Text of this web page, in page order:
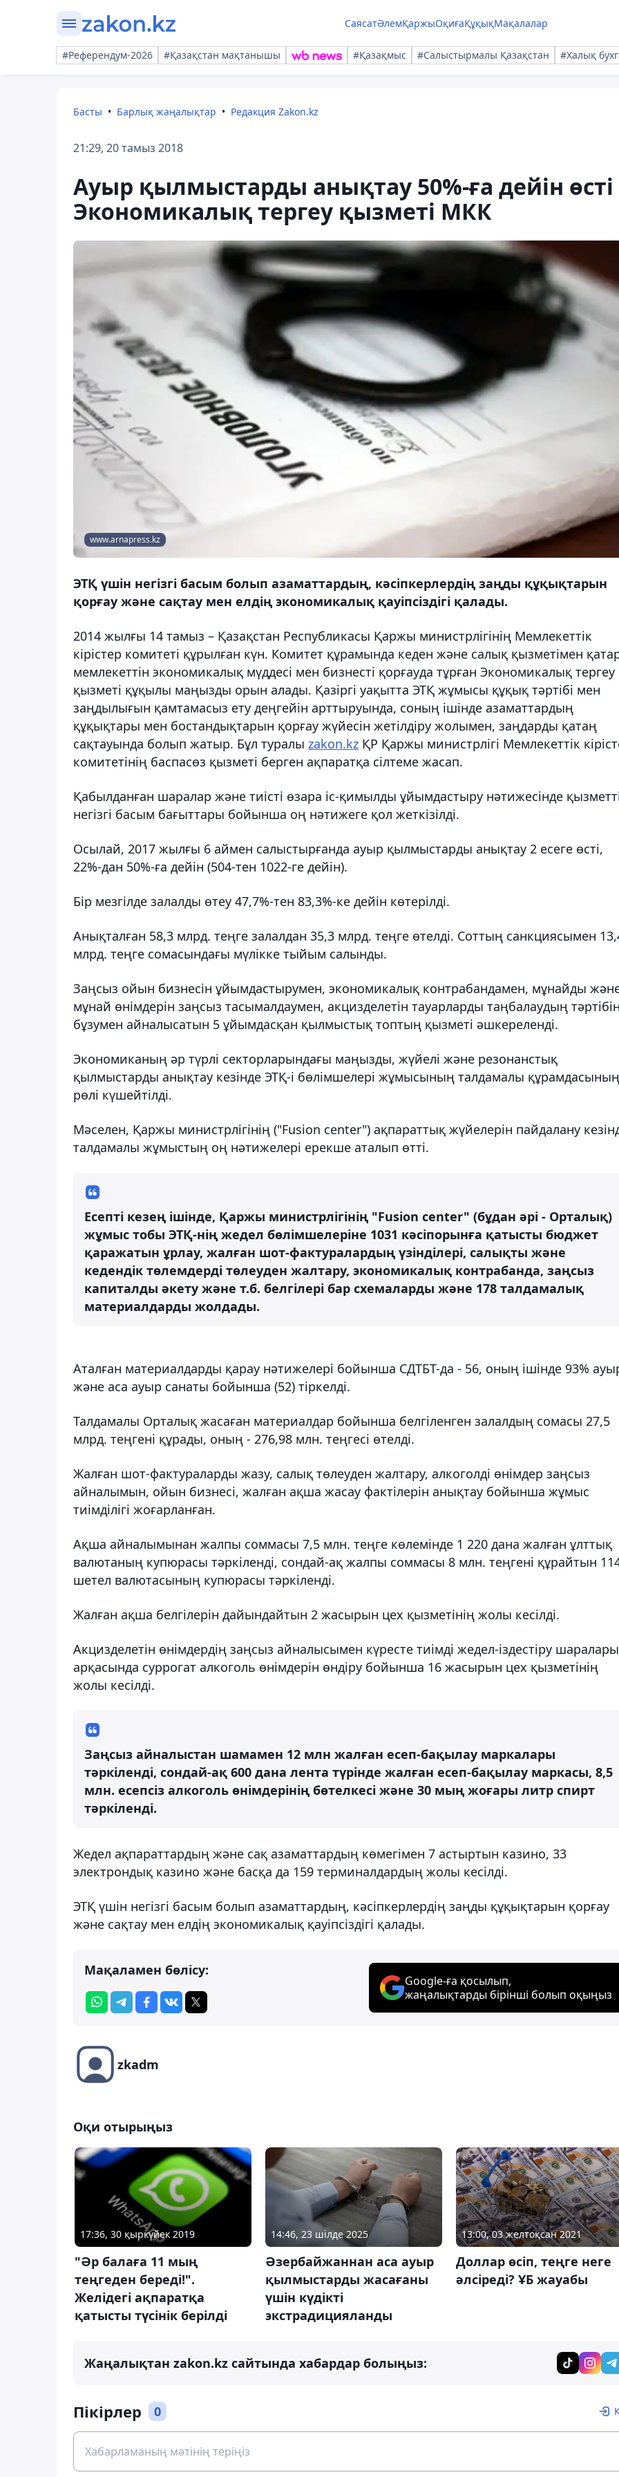
СаясатӘлемҚаржыОқиғаҚұқықМақалалар
#Референдум-2026 #Қазақстан мақтанышы #Қазақмыс #Салыстырмалы Қазақстан #Халық
Басты Барлық жаңалықтар Редакция Zakon.kz
21:29, 20 тамыз 2018
Ауыр қылмыстарды анықтау 50%-ға дейін өсті
Экономикалық тергеу қызметі МКК
www.arnapress.kz
ЭТҚ үшін негізгі басым болып азаматтардың, кәсіпкерлердің заңды құқықтарын
қорғау және сақтау мен елдің экономикалық қауіпсіздігі қалады.
2014 жылғы 14 тамыз – Қазақстан Республикасы Қаржы министрлігінің Мемлекеттік
кірістер комитеті құрылған күн. Комитет құрамында кеден және салық қызметімен
мемлекеттін экономикалық мүддесі мен бизнесті қорғауда тұрған Экономикалық тергеу
қызметі құқылы маңызды орын алады. Қазіргі уақытта ЭТҚ жұмысы құқық тәртібі мен
заңдылығын қамтамасыз ету деңгейін арттыруында, соның ішінде азаматтардың
құқықтары мен бостандықтарын қорғау жүйесін жетілдіру жолымен, заңдарды қатаң
сақтауында болып жатыр. Бұл туралы zakon.kz ҚР Қаржы министрлігі Мемлекеттік
комитетінің баспасөз қызметі берген ақпаратқа сілтеме жасап.
Қабылданған шаралар және тиісті өзара іс-қимылды ұйымдастыру нәтижесінде
негізгі басым бағыттары бойынша оң нәтижеге қол жеткізілді.
Осылай, 2017 жылғы 6 аймен салыстырғанда ауыр қылмыстарды анықтау 2 есеге өсті,
22%-дан 50%-ға дейін (504-тен 1022-ге дейін).
Бір мезгілде залалды өтеу 47,7%-тен 83,3%-ке дейін көтерілді.
Анықталған 58,3 млрд. теңге залалдан 35,3 млрд. теңге өтелді. Соттың санкциясымен
млрд. теңге сомасындағы мүлікке тыйым салынды.
Заңсыз ойын бизнесін ұйымдастырумен, экономикалық контрабандамен, мұнайды
мұнай өнімдерін заңсыз тасымалдаумен, акцизделетін тауарларды таңбалаудың
бұзумен айналысатын 5 ұйымдасқан қылмыстық топтың қызметі әшкереленді.
Экономиканың әр түрлі секторларындағы маңызды, жүйелі және резонанстық
қылмыстарды анықтау кезінде ЭТҚ-і бөлімшелері жұмысының талдамалы құрамдасының
рөлі күшейтілді.
Мәселен, Қаржы министрлігінің ("Fusion center") ақпараттық жүйелерін пайдалану
талдамалы жұмыстың оң нәтижелері ерекше аталып өтті.
Есепті кезең ішінде, Қаржы министрлігінің "Fusion center" (бұдан әрі - Орталық)
жұмыс тобы ЭТҚ-нің жедел бөлімшелеріне 1031 кәсіпорынға қатысты бюджет
қаражатын ұрлау, жалған шот-фактуралардың үзінділері, салықты және
кедендік төлемдерді төлеуден жалтару, экономикалық контрабанда, заңсыз
капиталды әкету және т.б. белгілері бар схемаларды және 178 талдамалық
материалдарды жолдады.
Аталған материалдарды қарау нәтижелері бойынша СДТБТ-да - 56, оның ішінде 93%
және аса ауыр санаты бойынша (52) тіркелді.
Талдамалы Орталық жасаған материалдар бойынша белгіленген залалдың сомасы 27,5
млрд. теңгені құрады, оның - 276,98 млн. теңгесі өтелді.
Жалған шот-фактураларды жазу, салық төлеуден жалтару, алкоголді өнімдер заңсыз
айналымын, ойын бизнесі, жалған ақша жасау фактілерін анықтау бойынша жұмыс
тиімділігі жоғарланған.
Ақша айналымынан жалпы соммасы 7,5 млн. теңге көлемінде 1 220 дана жалған ұлттық
валютаның купюрасы тәркіленді, сондай-ақ жалпы соммасы 8 млн. теңгені құрайтын
шетел валютасының купюрасы тәркіленді.
Жалған ақша белгілерін дайындайтын 2 жасырын цех қызметінің жолы кесілді.
Акцизделетін өнімдердің заңсыз айналысымен күресте тиімді жедел-іздестіру шаралары
арқасында суррогат алкоголь өнімдерін өндіру бойынша 16 жасырын цех қызметінің
жолы кесілді.
Заңсыз айналыстан шамамен 12 млн жалған есеп-бақылау маркалары
тәркіленді, сондай-ақ 600 дана лента түрінде жалған есеп-бақылау маркасы, 8,5
млн. есепсіз алкоголь өнімдерінің бөтелкесі және 30 мың жоғары литр спирт
тәркіленді.
Жедел ақпараттардың және сақ азаматтардың көмегімен 7 астыртын казино, 33
электрондық казино және басқа да 159 терминалдардың жолы кесілді.
ЭТҚ үшін негізгі басым болып азаматтардың, кәсіпкерлердің заңды құқықтарын қорғау
және сақтау мен елдің экономикалық қауіпсіздігі қалады.
Мақаламен бөлісу:
Google-ға қосылып,
жаңалықтарды бірінші болып оқыңыз
zkadm
Оқи отырыңыз
17:36, 30 қыркүйек 2019
"Әр балаға 11 мың
теңгеден береді!".
Желідегі ақпаратқа
қатысты түсінік берілді
14:46, 23 шілде 2025
Әзербайжаннан аса ауыр
қылмыстарды жасағаны
үшін күдікті
экстрадицияланды
13:00, 03 желтоқсан 2021
Доллар өсіп, теңге неге
әлсіреді? ҰБ жауабы
Жаңалықтан zakon.kz сайтында хабардар болыңыз:
Пікірлер 0